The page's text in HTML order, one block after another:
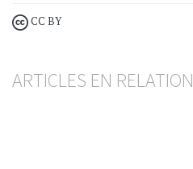
CC BY
ARTICLES EN RELATION